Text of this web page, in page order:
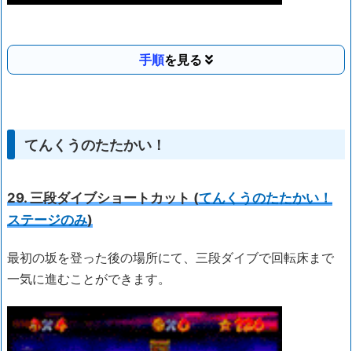
手順
てんくうのたたかい！
29. 三段ダイブショートカット (てんくうのたたかい！
ステージのみ)
最初の坂を登った後の場所にて、三段ダイブで回転床まで
一気に進むことができます。